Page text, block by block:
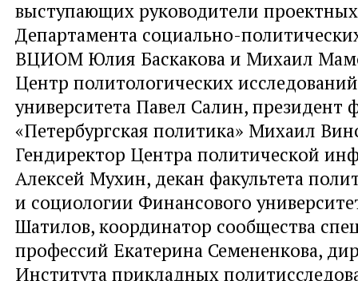
выступающих руководители
Департамента социально-
ВЦИОМ Юлия Баскакова и Михаил
Центр политологических
университета Павел Салин, президент
«Петербургская политика» Михаил
Гендиректор Центра политической
Алексей Мухин, декан факультета
и социологии Финансового
Шатилов, координатор сообщества
профессий Екатерина Семененкова,
Института прикладных